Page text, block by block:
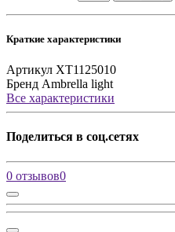
Краткие характеристики
Артикул XT1125010
Бренд Ambrella light
Все характеристики
Поделиться в соц.сетях
0 отзывов0